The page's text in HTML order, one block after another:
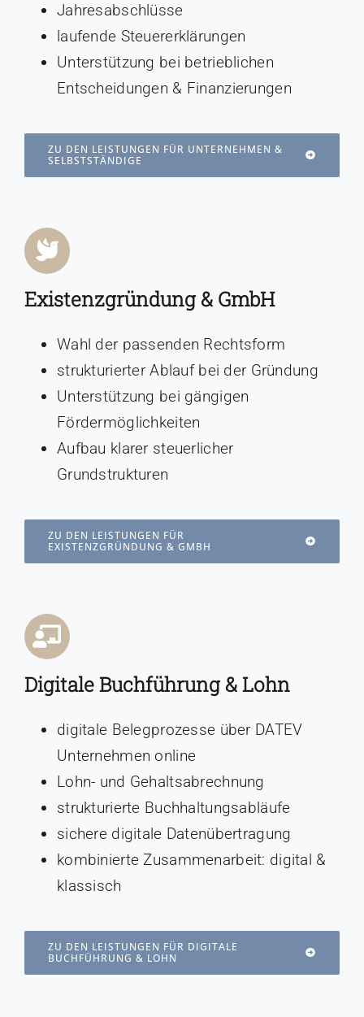
Jahresabschlüsse
laufende Steuererklärungen
Unterstützung bei betrieblichen
Entscheidungen & Finanzierungen
ZU DEN LEISTUNGEN FÜR UNTERNEHMEN &
SELBSTSTÄNDIGE
Existenzgründung & GmbH
Wahl der passenden Rechtsform
strukturierter Ablauf bei der Gründung
Unterstützung bei gängigen
Fördermöglichkeiten
Aufbau klarer steuerlicher
Grundstrukturen
ZU DEN LEISTUNGEN FÜR
EXISTENZGRÜNDUNG & GMBH
Digitale Buchführung & Lohn
digitale Belegprozesse über DATEV
Unternehmen online
Lohn- und Gehaltsabrechnung
strukturierte Buchhaltungsabläufe
sichere digitale Datenübertragung
kombinierte Zusammenarbeit: digital &
klassisch
ZU DEN LEISTUNGEN FÜR DIGITALE
BUCHFÜHRUNG & LOHN